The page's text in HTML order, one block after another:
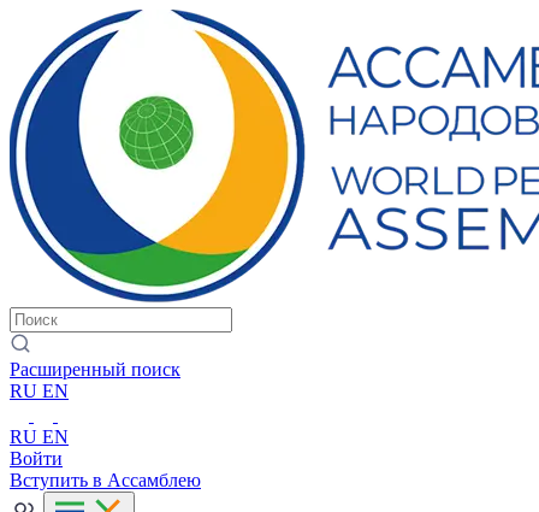
Расширенный поиск
RU EN
RU EN
Войти
Вступить в Ассамблею